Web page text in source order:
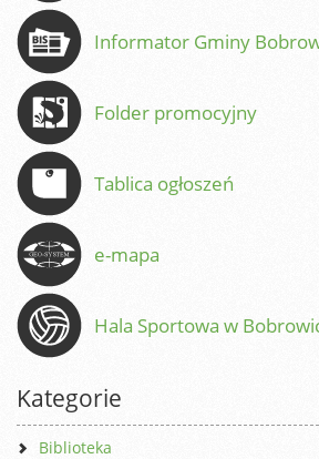
Informator Gminy
Folder promocyjny
Tablica ogłoszeń
e-mapa
Hala Sportowa w
Kategorie
Biblioteka